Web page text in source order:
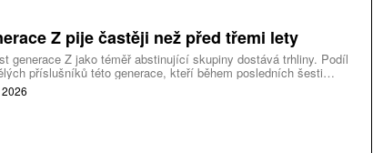
Z pije častěji než před třemi lety
generace Z jako téměř abstinující skupiny dostává trhliny. Podíl
příslušníků této generace, kteří během posledních šesti
pili alkohol, vzrostl z 66 procent v roce 2023 na 74 procent.
pochází z průzkumu společnosti IWSR mezi lidmi v